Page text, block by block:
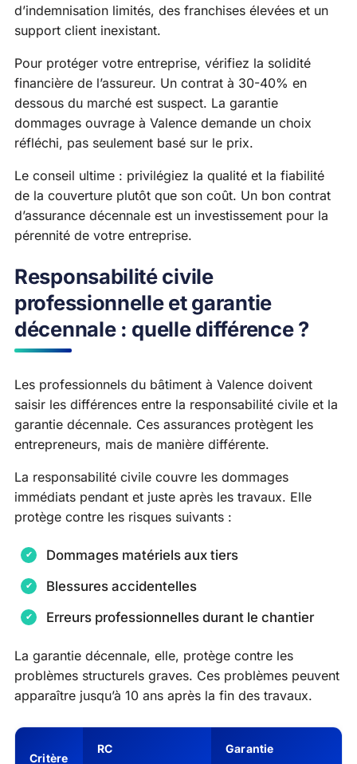
d’indemnisation limités, des franchises élevées et un
support client inexistant.
Pour protéger votre entreprise, vérifiez la solidité
financière de l’assureur. Un contrat à 30-40% en
dessous du marché est suspect. La garantie
dommages ouvrage à Valence demande un choix
réfléchi, pas seulement basé sur le prix.
Le conseil ultime : privilégiez la qualité et la fiabilité
de la couverture plutôt que son coût. Un bon contrat
d’assurance décennale est un investissement pour la
pérennité de votre entreprise.
Responsabilité civile
professionnelle et garantie
décennale : quelle différence ?
Les professionnels du bâtiment à Valence doivent
saisir les différences entre la responsabilité civile et la
garantie décennale. Ces assurances protègent les
entrepreneurs, mais de manière différente.
La responsabilité civile couvre les dommages
immédiats pendant et juste après les travaux. Elle
protège contre les risques suivants :
Dommages matériels aux tiers
Blessures accidentelles
Erreurs professionnelles durant le chantier
La garantie décennale, elle, protège contre les
problèmes structurels graves. Ces problèmes peuvent
apparaître jusqu’à 10 ans après la fin des travaux.
Critère
RC
Garantie